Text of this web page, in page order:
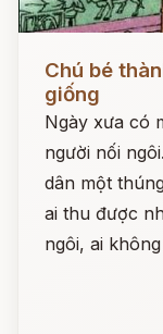
Chú bé
giống
Ngày xưa có
người nối
dân một
ai thu được
ngôi, ai